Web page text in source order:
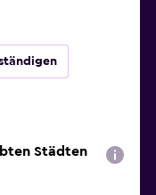
Städten